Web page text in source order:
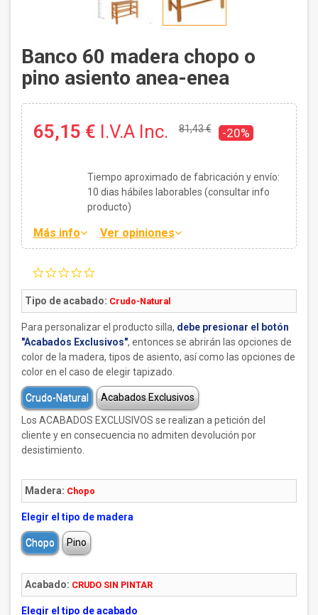
Banco 60 madera chopo o
pino asiento anea-enea
65,15 € I.V.A Inc. 81,43 € -20%
Tiempo aproximado de fabricación y envío:
10 dias hábiles laborables (consultar info
producto)
Más info Ver opiniones
rating
Tipo de acabado: Crudo-Natural
Para personalizar el producto silla, debe presionar el botón
"Acabados Exclusivos", entonces se abrirán las opciones de
color de la madera, tipos de asiento, así como las opciones de
color en el caso de elegir tapizado.
Crudo-Natural
Acabados Exclusivos
Los ACABADOS EXCLUSIVOS se realizan a petición del
cliente y en consecuencia no admiten devolución por
desistimiento.
Madera: Chopo
Elegir el tipo de madera
Chopo Pino
Acabado: CRUDO SIN PINTAR
Elegir el tipo de acabado